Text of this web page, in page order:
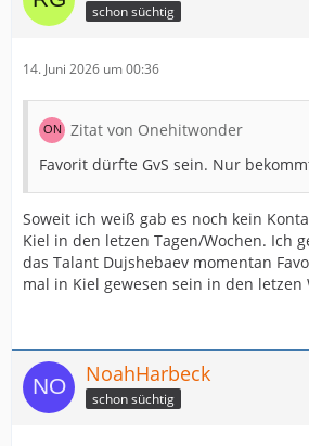
schon süchtig
14. Juni 2026 um 00:36
Zitat von Onehitwonder
Favorit dürfte GvS sein. Nur
Soweit ich weiß gab es noch kein
Kiel in den letzen Tagen/Wochen. Ich
das Talant Dujshebaev momentan
mal in Kiel gewesen sein in den letzen
NoahHarbeck
schon süchtig